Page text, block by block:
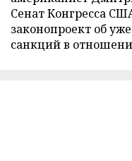
Сенат Конгресса
законопроект об
санкций в